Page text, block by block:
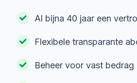
Al bijna 40 jaar een
Flexibele transparante
Beheer voor vast bedrag